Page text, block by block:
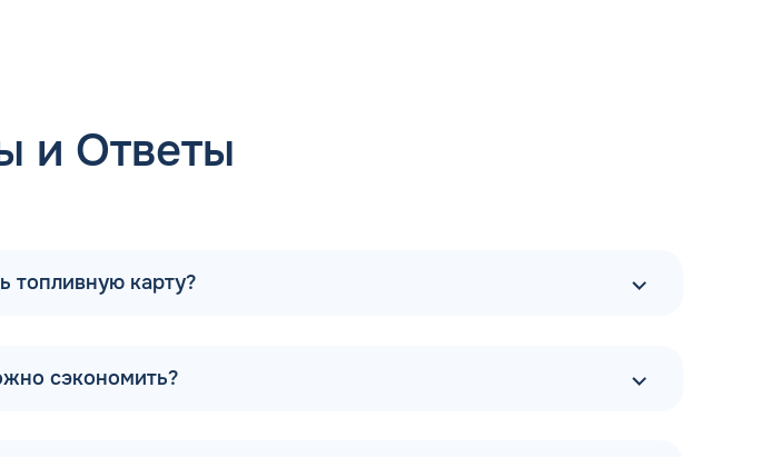
на
что позволяет с легкостью найти топливный терминал бренда
процессингового оператора. Постоянные клиенты топливной сети имеют
и Ответы
топливную карту?
сэкономить?